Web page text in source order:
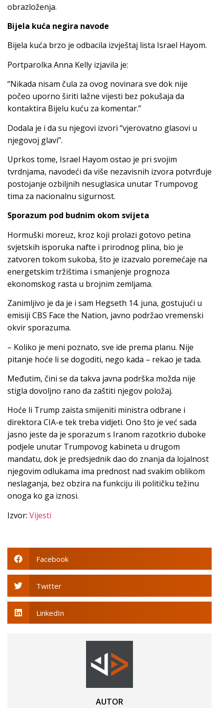
obrazloženja.
Bijela kuća negira navode
Bijela kuća brzo je odbacila izvještaj lista Israel Hayom.
Portparolka Anna Kelly izjavila je:
“Nikada nisam čula za ovog novinara sve dok nije
počeo uporno širiti lažne vijesti bez pokušaja da
kontaktira Bijelu kuću za komentar.”
Dodala je i da su njegovi izvori “vjerovatno glasovi u
njegovoj glavi”.
Uprkos tome, Israel Hayom ostao je pri svojim
tvrdnjama, navodeći da više nezavisnih izvora potvrđuje
postojanje ozbiljnih nesuglasica unutar Trumpovog
tima za nacionalnu sigurnost.
Sporazum pod budnim okom svijeta
Hormuški moreuz, kroz koji prolazi gotovo petina
svjetskih isporuka nafte i prirodnog plina, bio je
zatvoren tokom sukoba, što je izazvalo poremećaje na
energetskim tržištima i smanjenje prognoza
ekonomskog rasta u brojnim zemljama.
Zanimljivo je da je i sam Hegseth 14. juna, gostujući u
emisiji CBS Face the Nation, javno podržao vremenski
okvir sporazuma.
– Koliko je meni poznato, sve ide prema planu. Nije
pitanje hoće li se dogoditi, nego kada – rekao je tada.
Međutim, čini se da takva javna podrška možda nije
stigla dovoljno rano da zaštiti njegov položaj.
Hoće li Trump zaista smijeniti ministra odbrane i
direktora CIA-e tek treba vidjeti. Ono što je već sada
jasno jeste da je sporazum s Iranom razotkrio duboke
podjele unutar Trumpovog kabineta u drugom
mandatu, dok je predsjednik dao do znanja da lojalnost
njegovim odlukama ima prednost nad svakim oblikom
neslaganja, bez obzira na funkciju ili političku težinu
onoga ko ga iznosi.
Izvor: Vijesti
Facebook
Twitter
LinkedIn
AUTOR